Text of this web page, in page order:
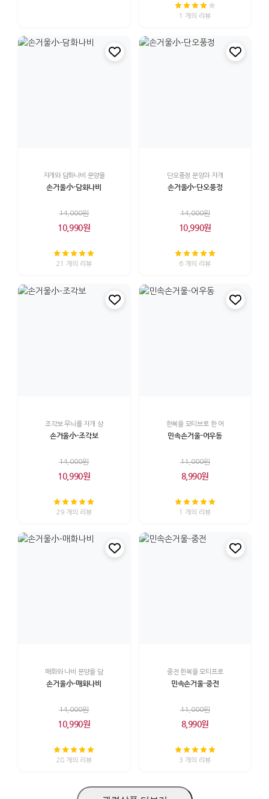
1 개의 리뷰
자개와 담화나비 문양을
손거울小-담화나비
14,000원
10,990원
21 개의 리뷰
단오풍정 문양과 자개
손거울小-단오풍정
14,000원
10,990원
6 개의 리뷰
조각보 무늬를 자개 상
손거울小-조각보
14,000원
10,990원
29 개의 리뷰
한복을 모티브로 한 어
민속손거울-어우동
11,000원
8,990원
1 개의 리뷰
매화와 나비 문양을 담
손거울小-매화나비
14,000원
10,990원
28 개의 리뷰
중전 한복을 모티프로
민속손거울-중전
11,000원
8,990원
3 개의 리뷰